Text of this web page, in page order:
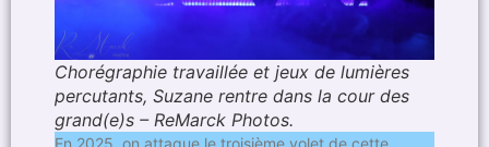
Chorégraphie travaillée et jeux de lumières
percutants, Suzane rentre dans la cour des
grand(e)s – ReMarck Photos.